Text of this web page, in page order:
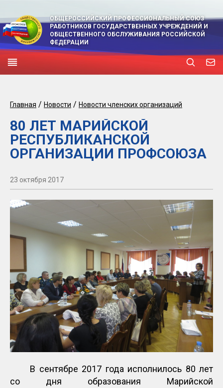
ОБЩЕРОССИЙСКИЙ ПРОФЕССИОНАЛЬНЫЙ СОЮЗ
РАБОТНИКОВ ГОСУДАРСТВЕННЫХ УЧРЕЖДЕНИЙ И
ОБЩЕСТВЕННОГО ОБСЛУЖИВАНИЯ РОССИЙСКОЙ
ФЕДЕРАЦИИ
Главная / Новости / Новости членских организаций
80 ЛЕТ МАРИЙСКОЙ
РЕСПУБЛИКАНСКОЙ
ОРГАНИЗАЦИИ ПРОФСОЮЗА
23 октября 2017
В сентябре 2017 года исполнилось 80 лет
со дня образования Марийской